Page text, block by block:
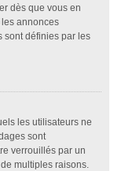
dès que vous en
annonces
sont définies par les
les utilisateurs ne
sont
verrouillés par un
multiples raisons.